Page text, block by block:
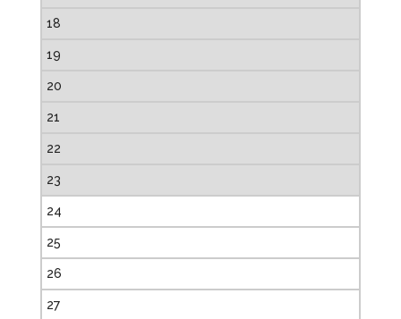
18
19
20
21
22
23
24
25
26
27